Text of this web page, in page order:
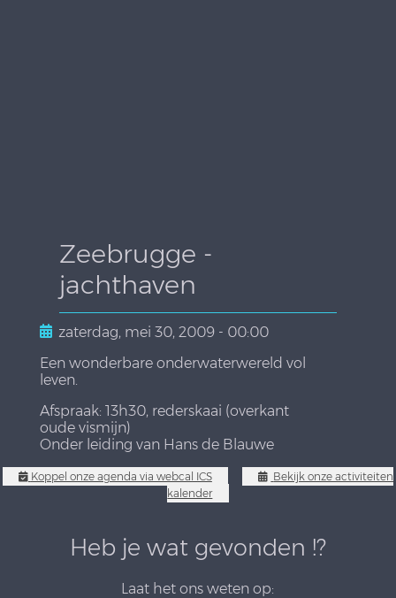
Zeebrugge -
jachthaven
zaterdag, mei 30, 2009 - 00:00
Een wonderbare onderwaterwereld vol
leven.
Afspraak: 13h30, rederskaai (overkant
oude vismijn)
Onder leiding van Hans de Blauwe
Koppel onze agenda via webcal ICS
Bekijk onze activiteiten
kalender
Heb je wat gevonden !?
Laat het ons weten op: